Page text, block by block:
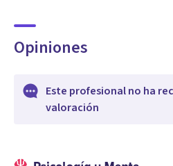
Opiniones
Este profesional no ha
valoración